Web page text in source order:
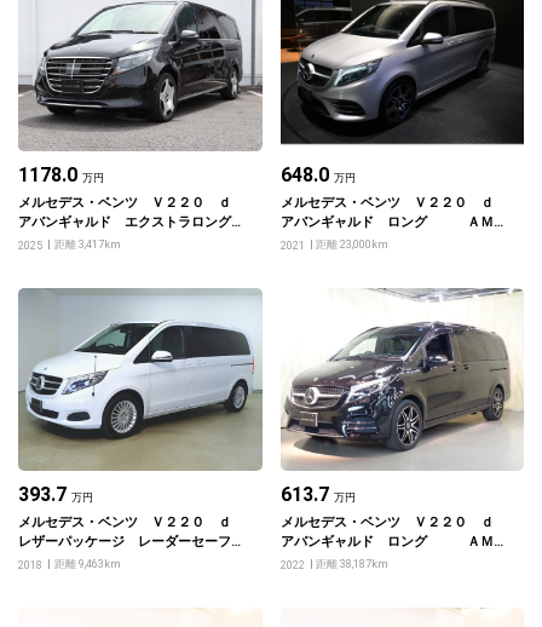
1178.0 万円
メルセデス・ベンツ Ｖ２２０ ｄ
アバンギャルド エクストラロング
ブラックスイート
2025 距離 3,417km
648.0 万円
メルセデス・ベンツ Ｖ２２０ ｄ
アバンギャルド ロング ＡＭＧ
ライン
2021 距離 23,000km
393.7 万円
メルセデス・ベンツ Ｖ２２０ ｄ
レザーパッケージ レーダーセーフテ
ィーパッケージ
2018 距離 9,463km
613.7 万円
メルセデス・ベンツ Ｖ２２０ ｄ
アバンギャルド ロング ＡＭＧ
ライン
2022 距離 38,187km